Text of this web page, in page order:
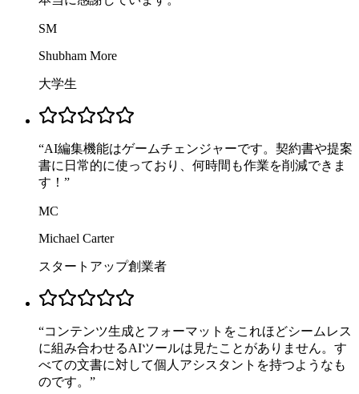
SM
Shubham More
大学生
“AI編集機能はゲームチェンジャーです。契約書や提案
書に日常的に使っており、何時間も作業を削減できま
す！ ”
MC
Michael Carter
スタートアップ創業者
“コンテンツ生成とフォーマットをこれほどシームレス
に組み合わせるAIツールは見たことがありません。す
べての文書に対して個人アシスタントを持つようなも
のです。 ”